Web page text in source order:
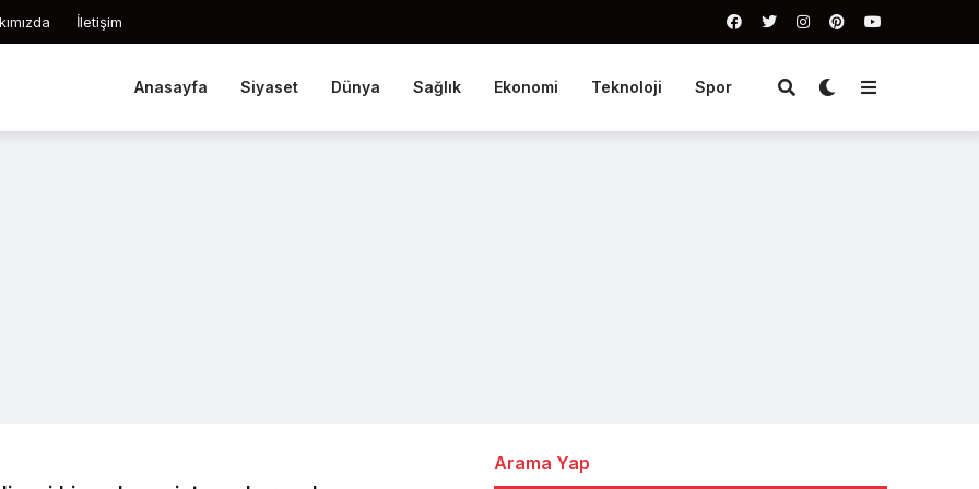
İletişim
Anasayfa Siyaset Dünya Sağlık Ekonomi Teknoloji Spor
Arama Yap